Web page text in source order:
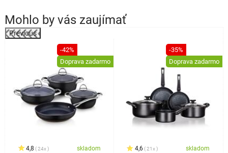
Mohlo by vás zaujímať
Previous
-42%
Doprava zadarmo
4,8 24x skladom
-35%
Doprava zadarmo
4,6 21x skladom